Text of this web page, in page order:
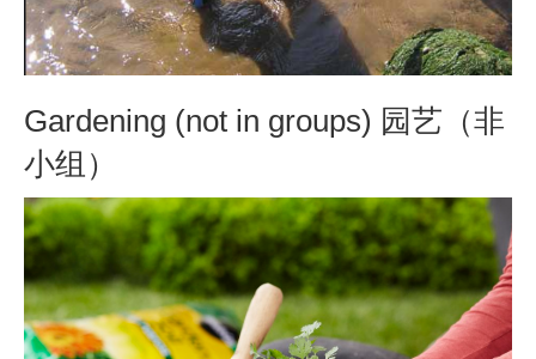
Gardening (not in groups) 园艺（非
小组）